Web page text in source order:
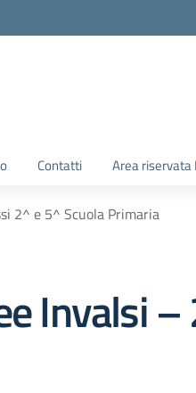
Contatti Area riservata
2^ e 5^ Scuola Primaria
Invalsi